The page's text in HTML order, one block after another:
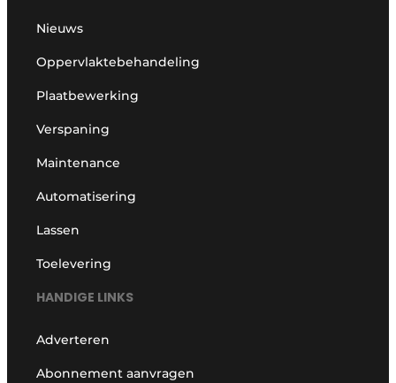
Nieuws
Oppervlaktebehandeling
Plaatbewerking
Verspaning
Maintenance
Automatisering
Lassen
Toelevering
HANDIGE LINKS
Adverteren
Abonnement aanvragen